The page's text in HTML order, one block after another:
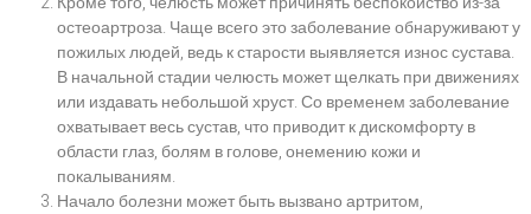
остеоартроза. Чаще всего это заболевание обнаруживают у
пожилых людей, ведь к старости выявляется износ сустава.
В начальной стадии челюсть может щелкать при движениях
или издавать небольшой хруст. Со временем заболевание
охватывает весь сустав, что приводит к дискомфорту в
области глаз, болям в голове, онемению кожи и
покалываниям.
Начало болезни может быть вызвано артритом,